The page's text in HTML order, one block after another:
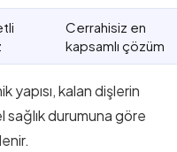
Cerrahisiz en
kapsamlı çözüm
kalan dişlerin
durumuna göre